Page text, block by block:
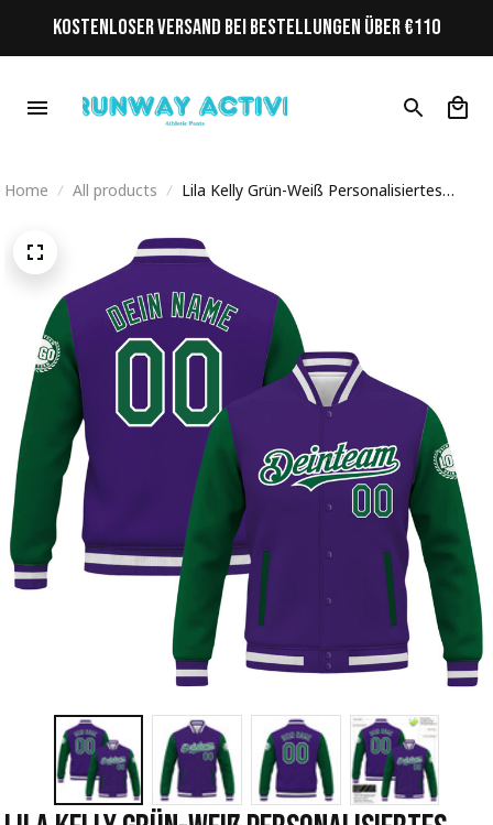
KOSTENLOSER VERSAND BEI BESTELLUNGEN ÜBER €110
Home All products
Lila Kelly Grün-Weiß Personalisiertes